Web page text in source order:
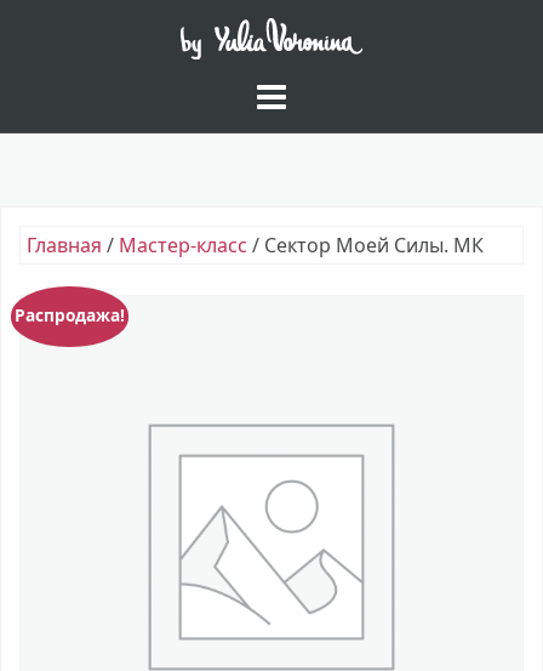
Главная / Мастер-класс / Сектор Моей Силы. МК
Распродажа!